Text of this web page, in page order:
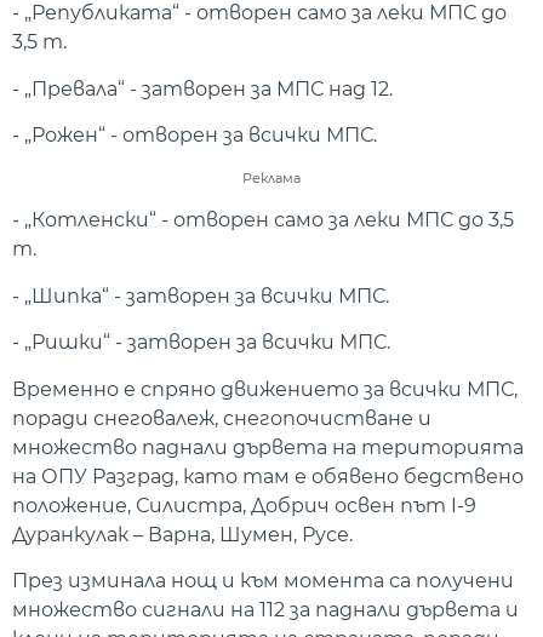
- „Републиката“ - отворен само за леки МПС до
3,5 т.
- „Превала“ - затворен за МПС над 12.
- „Рожен“ - отворен за всички МПС.
Реклама
- „Котленски“ - отворен само за леки МПС до 3,5
т.
- „Шипка“ - затворен за всички МПС.
- „Ришки“ - затворен за всички МПС.
Временно е спряно движението за всички МПС,
поради снеговалеж, снегопочистване и
множество паднали дървета на територията
на ОПУ Разград, като там е обявено бедствено
положение, Силистра, Добрич освен път I-9
Дуранкулак – Варна, Шумен, Русе.
През изминала нощ и към момента са получени
множество сигнали на 112 за паднали дървета и